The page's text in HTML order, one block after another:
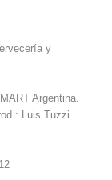
y
Argentina.
Luis Tuzzi.